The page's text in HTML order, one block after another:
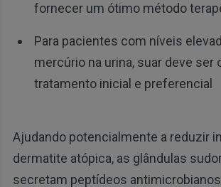
fornecer um ótimo método
Para pacientes com níveis
mercúrio na urina, suar deve ser
tratamento inicial e preferencial
Ajudando potencialmente a reduzir
dermatite atópica, as glândulas
secretam peptídeos